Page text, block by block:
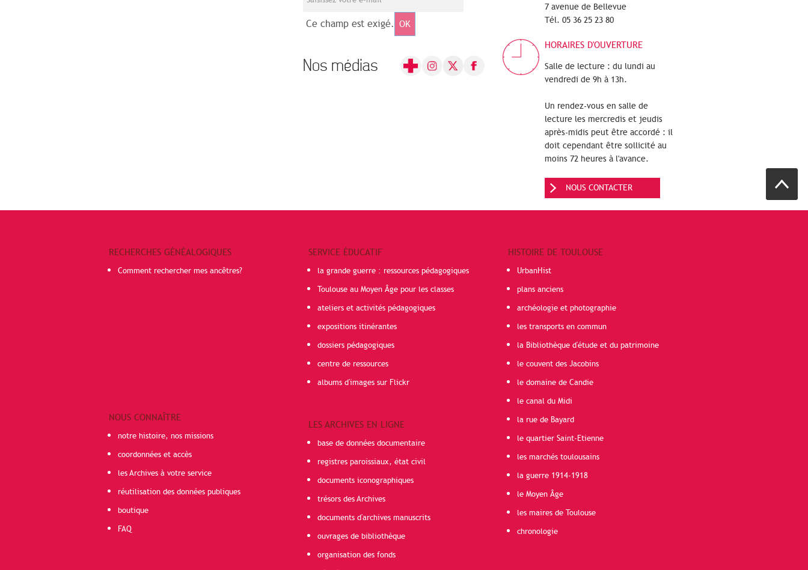
Ce champ est exigé. OK
Nos médias
7 avenue de Bellevue
Tél. 05 36 25 23 80
HORAIRES D'OUVERTURE
Salle de lecture : du lundi au
vendredi de 9h à 13h.
Un rendez-vous en salle de
lecture les mercredis et jeudis
après-midis peut être accordé : il
doit cependant être sollicité au
moins 72 heures à l'avance.
NOUS CONTACTER
RECHERCHES GÉNÉALOGIQUES
Comment rechercher mes ancêtres?
NOUS CONNAÎTRE
notre histoire, nos missions
coordonnées et accès
les Archives à votre service
réutilisation des données publiques
boutique
FAQ
SERVICE ÉDUCATIF
la grande guerre : ressources pédagogiques
Toulouse au Moyen Âge pour les classes
ateliers et activités pédagogiques
expositions itinérantes
dossiers pédagogiques
centre de ressources
albums d'images sur Flickr
LES ARCHIVES EN LIGNE
base de données documentaire
registres paroissiaux, état civil
documents iconographiques
trésors des Archives
documents d'archives manuscrits
ouvrages de bibliothèque
organisation des fonds
HISTOIRE DE TOULOUSE
UrbanHist
plans anciens
archéologie et photographie
les transports en commun
la Bibliothèque d'étude et du patrimoine
le couvent des Jacobins
le domaine de Candie
le canal du Midi
la rue de Bayard
le quartier Saint-Etienne
les marchés toulousains
la guerre 1914-1918
le Moyen Âge
les maires de Toulouse
chronologie